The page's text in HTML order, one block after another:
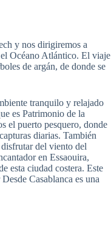
y nos dirigiremos a
Océano Atlántico. El viaje
de argán, de donde se
tranquilo y relajado
es Patrimonio de la
el puerto pesquero, donde
diarias. También
del viento del
en Essaouira,
esta ciudad costera. Este
Casablanca es una